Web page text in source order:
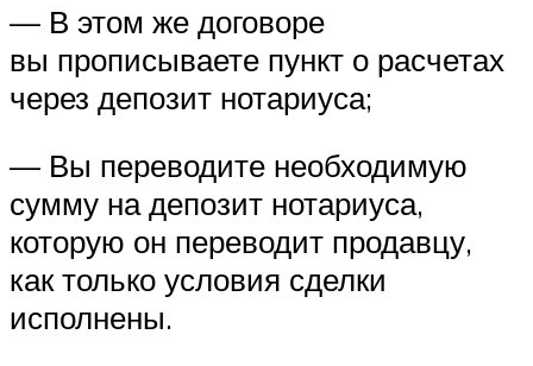
— В этом же договоре
вы прописываете пункт о расчетах
через депозит нотариуса;
— Вы переводите необходимую
сумму на депозит нотариуса,
которую он переводит продавцу,
как только условия сделки
исполнены.